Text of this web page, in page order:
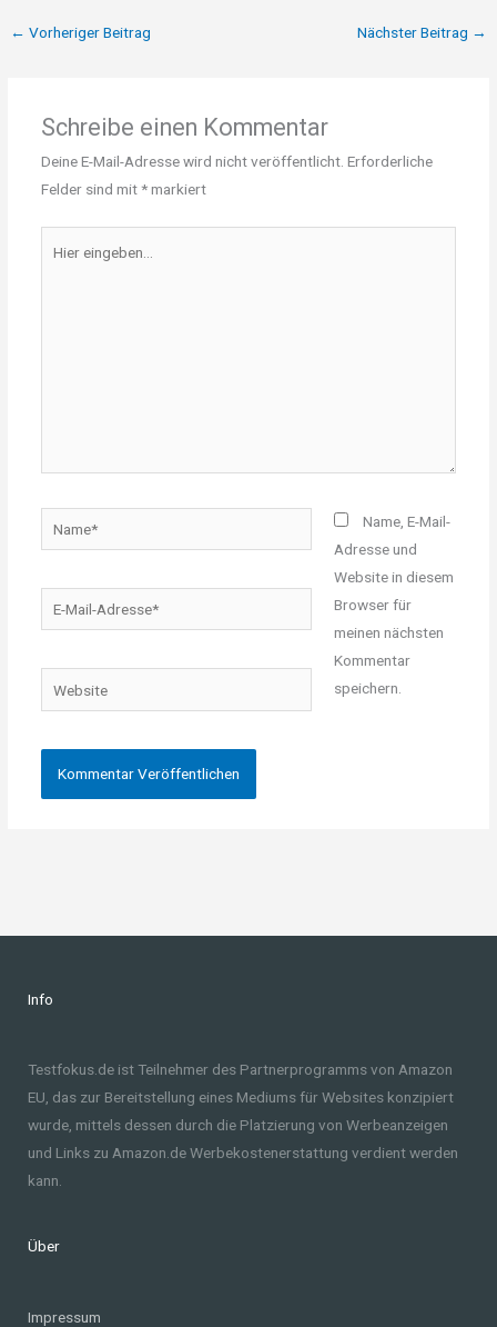
← Vorheriger Beitrag Nächster Beitrag →
Schreibe einen Kommentar
Deine E-Mail-Adresse wird nicht veröffentlicht. Erforderliche
Felder sind mit*markiert
eingeben…
Mail-
Website
Name, E-Mail-
Adresse und
Website in diesem
Browser für
meinen nächsten
Kommentar
speichern.
Info
Testfokus.de ist Teilnehmer des Partnerprogramms von Amazon
EU, das zur Bereitstellung eines Mediums für Websites konzipiert
wurde, mittels dessen durch die Platzierung von Werbeanzeigen
und Links zu Amazon.de Werbekostenerstattung verdient werden
kann.
Über
Impressum